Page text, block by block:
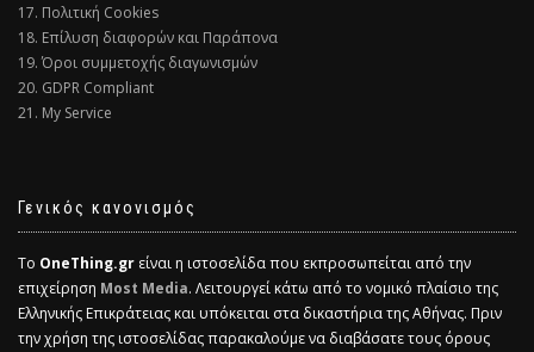
17. Πολιτική Cookies
18. Επίλυση διαφορών και Παράπονα
19. Όροι συμμετοχής διαγωνισμών
20. GDPR Compliant
21. My Service
Γενικός κανονισμός
Το OneThing.gr είναι η ιστοσελίδα που εκπροσωπείται από την
επιχείρηση Most Media. Λειτουργεί κάτω από το νομικό πλαίσιο της
Ελληνικής Επικράτειας και υπόκειται στα δικαστήρια της Αθήνας. Πριν
την χρήση της ιστοσελίδας παρακαλούμε να διαβάσατε τους όρους